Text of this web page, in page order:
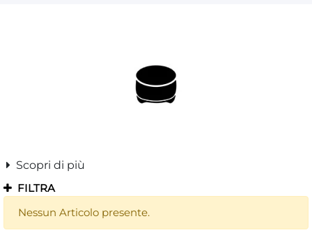
Scopri di più
FILTRA
Nessun Articolo presente.